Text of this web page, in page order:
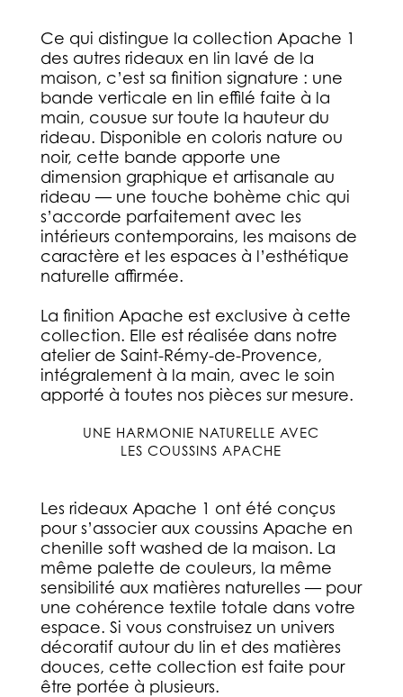
Ce qui distingue la collection Apache 1
des autres rideaux en lin lavé de la
maison, c’est sa finition signature : une
bande verticale en lin effilé faite à la
main, cousue sur toute la hauteur du
rideau. Disponible en coloris nature ou
noir, cette bande apporte une
dimension graphique et artisanale au
rideau — une touche bohème chic qui
s’accorde parfaitement avec les
intérieurs contemporains, les maisons de
caractère et les espaces à l’esthétique
naturelle affirmée.
La finition Apache est exclusive à cette
collection. Elle est réalisée dans notre
atelier de Saint-Rémy-de-Provence,
intégralement à la main, avec le soin
apporté à toutes nos pièces sur mesure.
UNE HARMONIE NATURELLE AVEC
LES COUSSINS APACHE
Les rideaux Apache 1 ont été conçus
pour s’associer aux coussins Apache en
chenille soft washed de la maison. La
même palette de couleurs, la même
sensibilité aux matières naturelles — pour
une cohérence textile totale dans votre
espace. Si vous construisez un univers
décoratif autour du lin et des matières
douces, cette collection est faite pour
être portée à plusieurs.